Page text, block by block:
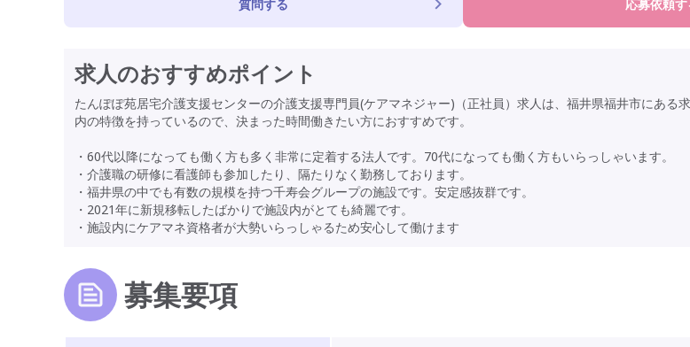
質問する 応募依頼す
求人のおすすめポイント
たんぽぽ苑居宅介護支援センターの介護支援専門員(ケアマネジャー)（正社員）求人は、福井県福井市にある
内の特徴を持っているので、決まった時間働きたい方におすすめです。
・60代以降になっても働く方も多く非常に定着する法人です。70代になっても働く方もいらっしゃいます。
・介護職の研修に看護師も参加したり、隔たりなく勤務しております。
・福井県の中でも有数の規模を持つ千寿会グループの施設です。安定感抜群です。
・2021年に新規移転したばかりで施設内がとても綺麗です。
・施設内にケアマネ資格者が大勢いらっしゃるため安心して働けます
募集要項